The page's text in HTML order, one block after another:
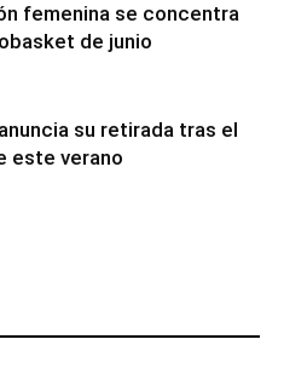
femenina se concentra
de junio
su retirada tras el
este verano